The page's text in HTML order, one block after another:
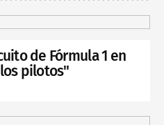
de Fórmula 1 en
pilotos"